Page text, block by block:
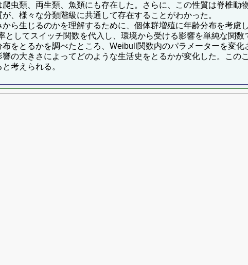
虫類、両生類、魚類にも存在した。さらに、この性質は脊椎動
、様々な分類階級に共通して存在することがわかった。
ら生じるのかを理解するために、個体群増殖に年齢分布を考慮
してスイッチ関数を代入し、環境から受ける影響を単純な関
をとるかを調べたところ、Weibull関数内のパラメーターを変化
の大きさによってどのような生活史をとるかが変化した。この
考えられる。